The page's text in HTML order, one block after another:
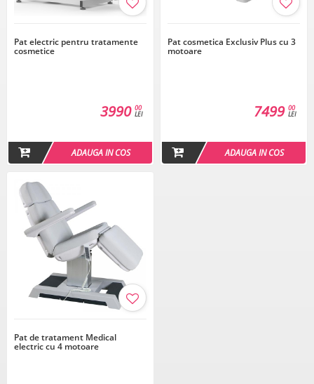
Pat electric pentru tratamente
cosmetice
00
LEI
3990
ADAUGA IN COS
Pat cosmetica Exclusiv Plus cu 3
motoare
00
LEI
7499
ADAUGA IN COS
Pat de tratament Medical
electric cu 4 motoare